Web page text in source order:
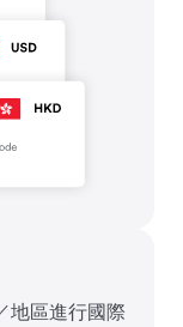
地區進行國際